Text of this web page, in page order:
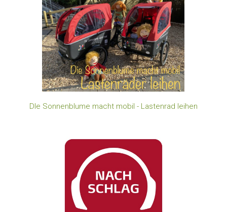
DIe Sonnenblume macht mobil - Lastenrad leihen